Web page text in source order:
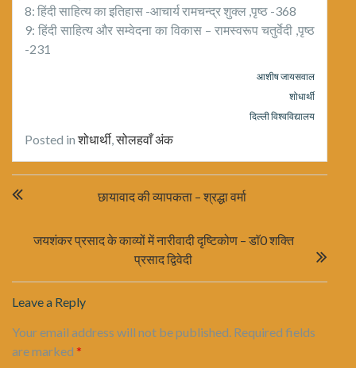
8: हिंदी साहित्य का इतिहास -आचार्य रामचन्द्र शुक्ल ,पृष्ठ -368
9: हिंदी साहित्य और सम्वेदना का विकास – रामस्वरूप चतुर्वेदी ,पृष्ठ
-231
आशीष जायसवाल
शोधार्थी
दिल्ली विश्वविद्यालय
Posted inशोधार्थी,सोलहवाँ अंक
navigation
छायावाद की व्यापकता – श्रद्धा वर्मा
जयशंकर प्रसाद के काव्यों में नारीवादी दृष्टिकोण – डाॅ0 शक्ति
प्रसाद द्विवेदी
Leave a Reply
Your email address will not be published. Required fields
are marked *